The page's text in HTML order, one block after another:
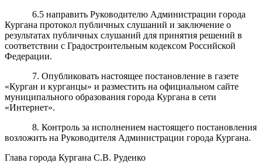
6.5 направить Руководителю Администрации города
Кургана протокол публичных слушаний и заключение о
результатах публичных слушаний для принятия решений в
соответствии с Градостроительным кодексом Российской
Федерации.
7. Опубликовать настоящее постановление в газете
«Курган и курганцы» и разместить на официальном сайте
муниципального образования города Кургана в сети
«Интернет».
8. Контроль за исполнением настоящего постановления
возложить на Руководителя Администрации города Кургана.
Глава города Кургана C.В. Руденко